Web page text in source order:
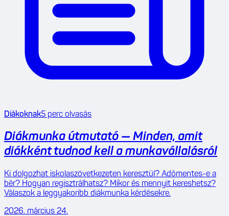
Diákoknak5 perc olvasás
Diákmunka útmutató — Minden, amit
diákként tudnod kell a munkavállalásról
Ki dolgozhat iskolaszövetkezeten keresztül? Adómentes-e a
bér? Hogyan regisztrálhatsz? Mikor és mennyit kereshetsz?
Válaszok a leggyakoribb diákmunka kérdésekre.
2026. március 24.